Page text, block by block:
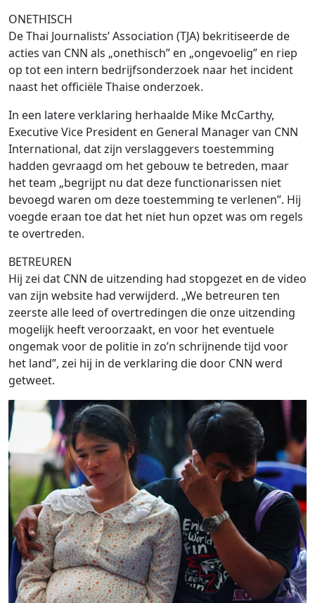
ONETHISCH
De Thai Journalists’ Association (TJA) bekritiseerde de
acties van CNN als „onethisch” en „ongevoelig” en riep
op tot een intern bedrijfsonderzoek naar het incident
naast het officiële Thaise onderzoek.
In een latere verklaring herhaalde Mike McCarthy,
Executive Vice President en General Manager van CNN
International, dat zijn verslaggevers toestemming
hadden gevraagd om het gebouw te betreden, maar
het team „begrijpt nu dat deze functionarissen niet
bevoegd waren om deze toestemming te verlenen”. Hij
voegde eraan toe dat het niet hun opzet was om regels
te overtreden.
BETREUREN
Hij zei dat CNN de uitzending had stopgezet en de video
van zijn website had verwijderd. „We betreuren ten
zeerste alle leed of overtredingen die onze uitzending
mogelijk heeft veroorzaakt, en voor het eventuele
ongemak voor de politie in zo’n schrijnende tijd voor
het land”, zei hij in de verklaring die door CNN werd
getweet.